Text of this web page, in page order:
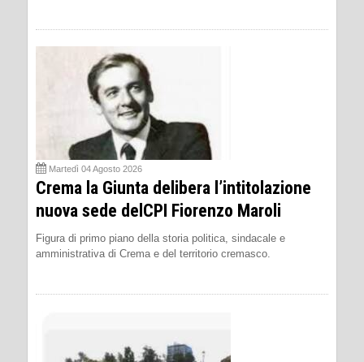
Martedì 04 Agosto 2026
Crema la Giunta delibera l’intitolazione
nuova sede delCPI Fiorenzo Maroli
Figura di primo piano della storia politica, sindacale e
amministrativa di Crema e del territorio cremasco.